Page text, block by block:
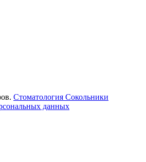
Стоматология Сокольники
данных